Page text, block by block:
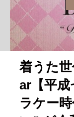
着うた
ar【平
ラケー